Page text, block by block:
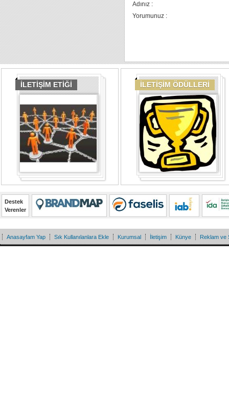
Adınız :
Yorumunuz :
İLETİŞİM ETİĞİ İLETİŞİM ÖDÜLLERİ
Destek
Verenler
Anasayfam Yap Sık Kullanılanlara Ekle Kurumsal İletişim Künye Reklam ve